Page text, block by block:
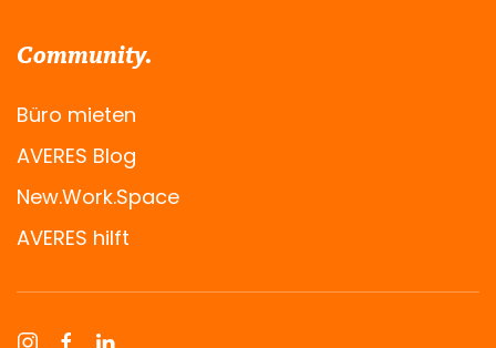
Community.
Büro mieten
AVERES Blog
New.Work.Space
AVERES hilft